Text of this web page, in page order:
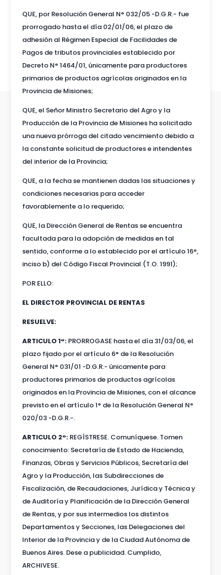
QUE, por Resolución General N° 032/05 -D.G.R.- fue
prorrogado hasta el día 02/01/06, el plazo de
adhesión al Régimen Especial de Facilidades de
Pagos de tributos provinciales establecido por
Decreto N° 1464/01, únicamente para productores
primarios de productos agrícolas originados en la
Provincia de Misiones;
QUE, el Señor Ministro Secretario del Agro y la
Producción de la Provincia de Misiones ha solicitado
una nueva prórroga del citado vencimiento debido a
la constante solicitud de productores e intendentes
del interior de la Provincia;
QUE, a la fecha se mantienen dadas las situaciones y
condiciones necesarias para acceder
favorablemente a lo requerido;
QUE, la Dirección General de Rentas se encuentra
facultada para la adopción de medidas en tal
sentido, conforme a lo establecido por el artículo 16°,
inciso b) del Código Fiscal Provincial (T.O. 1991);
POR ELLO:
EL DIRECTOR PROVINCIAL DE RENTAS
RESUELVE:
ARTICULO 1°:PRORROGASE hasta el día 31/03/06, el
plazo fijado por el artículo 6° de la Resolución
General N° 031/01 -D.G.R.- únicamente para
productores primarios de productos agrícolas
originados en la Provincia de Misiones, con el alcance
previsto en el artículo 1° de la Resolución General N°
020/03 -D.G.R.-.
ARTICULO 2°:REGÍSTRESE. Comuníquese. Tomen
conocimiento: Secretaría de Estado de Hacienda,
Finanzas, Obras y Servicios Públicos, Secretaría del
Agro y la Producción, las Subdirecciones de
Fiscalización, de Recaudaciones, Jurídica y Técnica y
de Auditoría y Planificación de la Dirección General
de Rentas, y por sus intermedios los distintos
Departamentos y Secciones, las Delegaciones del
Interior de la Provincia y de la Ciudad Autónoma de
Buenos Aires. Dese a publicidad. Cumplido,
ARCHIVESE.